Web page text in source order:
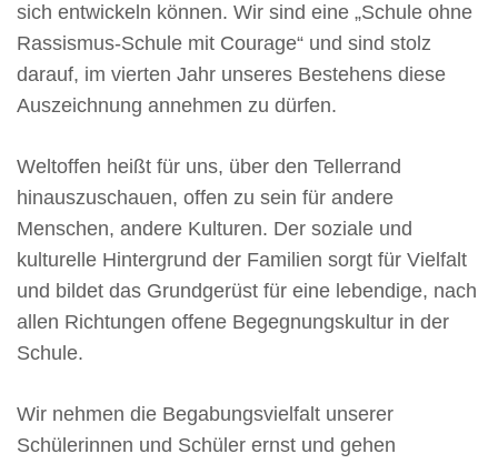
sich entwickeln können. Wir sind eine „Schule ohne
Rassismus-Schule mit Courage“ und sind stolz
darauf, im vierten Jahr unseres Bestehens diese
Auszeichnung annehmen zu dürfen.
Weltoffen heißt für uns, über den Tellerrand
hinauszuschauen, offen zu sein für andere
Menschen, andere Kulturen. Der soziale und
kulturelle Hintergrund der Familien sorgt für Vielfalt
und bildet das Grundgerüst für eine lebendige, nach
allen Richtungen offene Begegnungskultur in der
Schule.
Wir nehmen die Begabungsvielfalt unserer
Schülerinnen und Schüler ernst und gehen